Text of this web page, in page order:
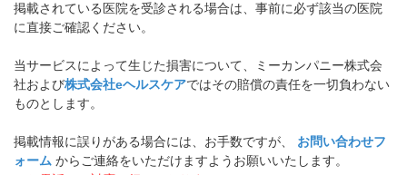
掲載されている医院を受診される場合は、事前に必ず該当の医院
に直接ご確認ください。
当サービスによって生じた損害について、ミーカンパニー株式会
社および株式会社eヘルスケアではその賠償の責任を一切負わない
ものとします。
掲載情報に誤りがある場合には、お手数ですが、 お問い合わせフ
ォーム からご連絡をいただけますようお願いいたします。